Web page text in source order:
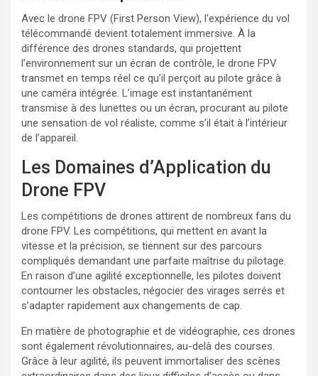
Avec le drone FPV (First Person View), l’expérience du vol
télécommandé devient totalement immersive. À la
différence des drones standards, qui projettent
l’environnement sur un écran de contrôle, le drone FPV
transmet en temps réel ce qu’il perçoit au pilote grâce à
une caméra intégrée. L’image est instantanément
transmise à des lunettes ou un écran, procurant au pilote
une sensation de vol réaliste, comme s’il était à l’intérieur
de l’appareil.
Les Domaines d’Application du
Drone FPV
Les compétitions de drones attirent de nombreux fans du
drone FPV. Les compétitions, qui mettent en avant la
vitesse et la précision, se tiennent sur des parcours
compliqués demandant une parfaite maîtrise du pilotage.
En raison d’une agilité exceptionnelle, les pilotes doivent
contourner les obstacles, négocier des virages serrés et
s’adapter rapidement aux changements de cap.
En matière de photographie et de vidéographie, ces drones
sont également révolutionnaires, au-delà des courses.
Grâce à leur agilité, ils peuvent immortaliser des scènes